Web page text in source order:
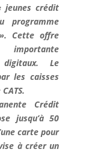
crédit
programme
Cette offre
importante
Le
les caisses
Crédit
jusqu’à 50
carte pour
à créer un